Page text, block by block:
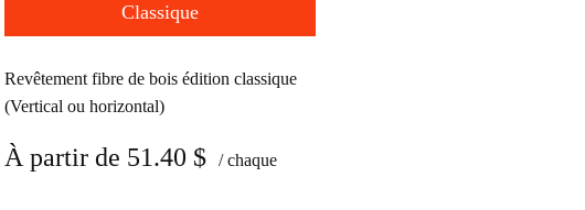
Classique
Revêtement fibre de bois édition classique
(Vertical ou horizontal)
À partir de 51.40 $ / chaque